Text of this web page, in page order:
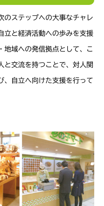
のステップヘの大事なチャレ
立と経済活動への歩みを支援
地域への発信拠点として、こ
と交流を持つことで、対人関
、自立へ向けた支援を行って